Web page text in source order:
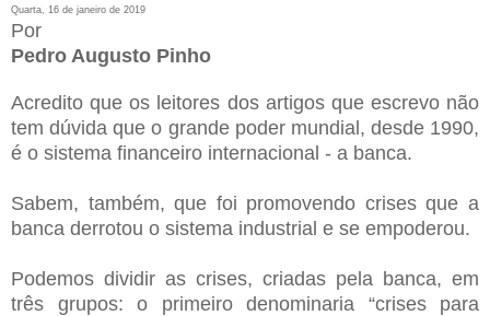
Quarta, 16 de janeiro de 2019
Por
Pedro Augusto Pinho
Acredito que os leitores dos artigos que escrevo não
tem dúvida que o grande poder mundial, desde 1990,
é o sistema financeiro internacional - a banca.
Sabem, também, que foi promovendo crises que a
banca derrotou o sistema industrial e se empoderou.
Podemos dividir as crises, criadas pela banca, em
três grupos: o primeiro denominaria “crises para